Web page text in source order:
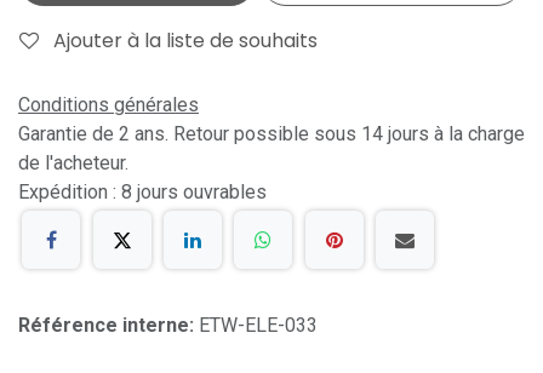
Ajouter à la liste de souhaits
Conditions générales
Garantie de 2 ans. Retour possible sous 14 jours à la charge
de l'acheteur.
Expédition : 8 jours ouvrables
Référence interne: ETW-ELE-033